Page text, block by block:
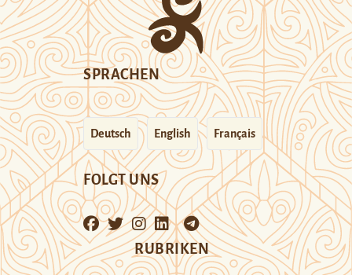
SPRACHEN
Deutsch English Français
FOLGT UNS
RUBRIKEN